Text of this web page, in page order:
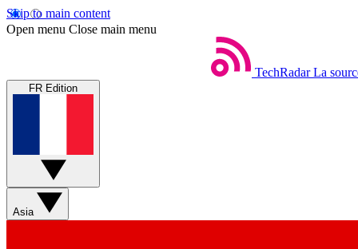
Skip to main content
Open menu Close main menu
TechRadar La
FR Edition
Asia